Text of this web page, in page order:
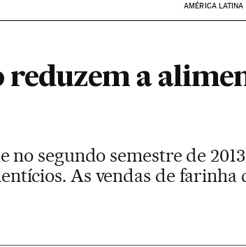
AMÉRICA LATINA
reduzem a
segundo semestre de
As vendas de farinha